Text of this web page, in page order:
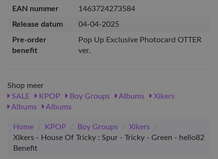
EAN nummer
1463724273584
Release datum
04-04-2025
Pre-order
benefit
Pop Up Exclusive Photocard OTTER
ver.
Shop meer
SALE
KPOP Boy Groups Albums
Xikers
Albums
Albums
Home / KPOP / Boy Groups / Xikers
/
Xikers - House Of Tricky : Spur - Tricky - Green - hello82
Benefit